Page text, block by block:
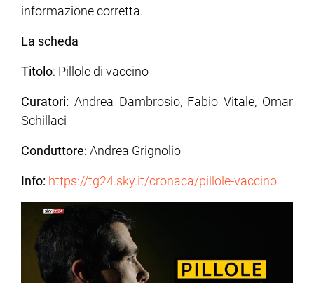
informazione corretta.
La scheda
Titolo: Pillole di vaccino
Curatori: Andrea Dambrosio, Fabio Vitale, Omar
Schillaci
Conduttore: Andrea Grignolio
Info: https://tg24.sky.it/cronaca/pillole-vaccino